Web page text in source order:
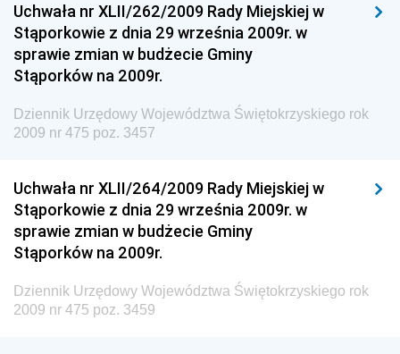
Dziennik Urzędowy Ministra Sprawiedliwości
Dziennik Urzędowy Ministra Rozwoju i Finansów
Dziennik Urzędowy Wyższego Urzędu Górniczego
Dziennik Urzędowy Prezesa Urzędu Transportu
Kolejowego
Technologii
Dziennik Urzędowy Ministra Inwestycji i Rozwoju
Dziennik Urzędowy Naczelnego Dyrektora Archiwów
Państwowych
Dziennik Urzędowy Ministra Finansów, Inwestycji i
Rozwoju
Uchwała nr XLII/262/2009 Rady Miejskiej w
Stąporkowie z dnia 29 września 2009r. w
sprawie zmian w budżecie Gminy
Stąporków na 2009r.
Dziennik Urzędowy Województwa Świętokrzyskiego rok
2009 nr 475 poz. 3457
Uchwała nr XLII/264/2009 Rady Miejskiej w
Stąporkowie z dnia 29 września 2009r. w
sprawie zmian w budżecie Gminy
Stąporków na 2009r.
Dziennik Urzędowy Województwa Świętokrzyskiego rok
2009 nr 475 poz. 3459